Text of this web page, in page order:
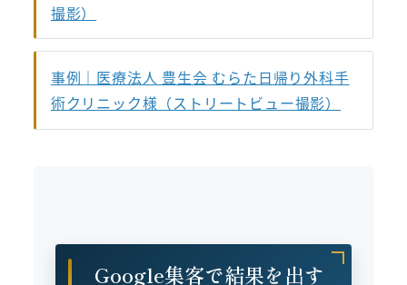
撮影）
事例｜医療法人 豊生会 むらた日帰り外科手
術クリニック様（ストリートビュー撮影）
Google集客で結果を出す